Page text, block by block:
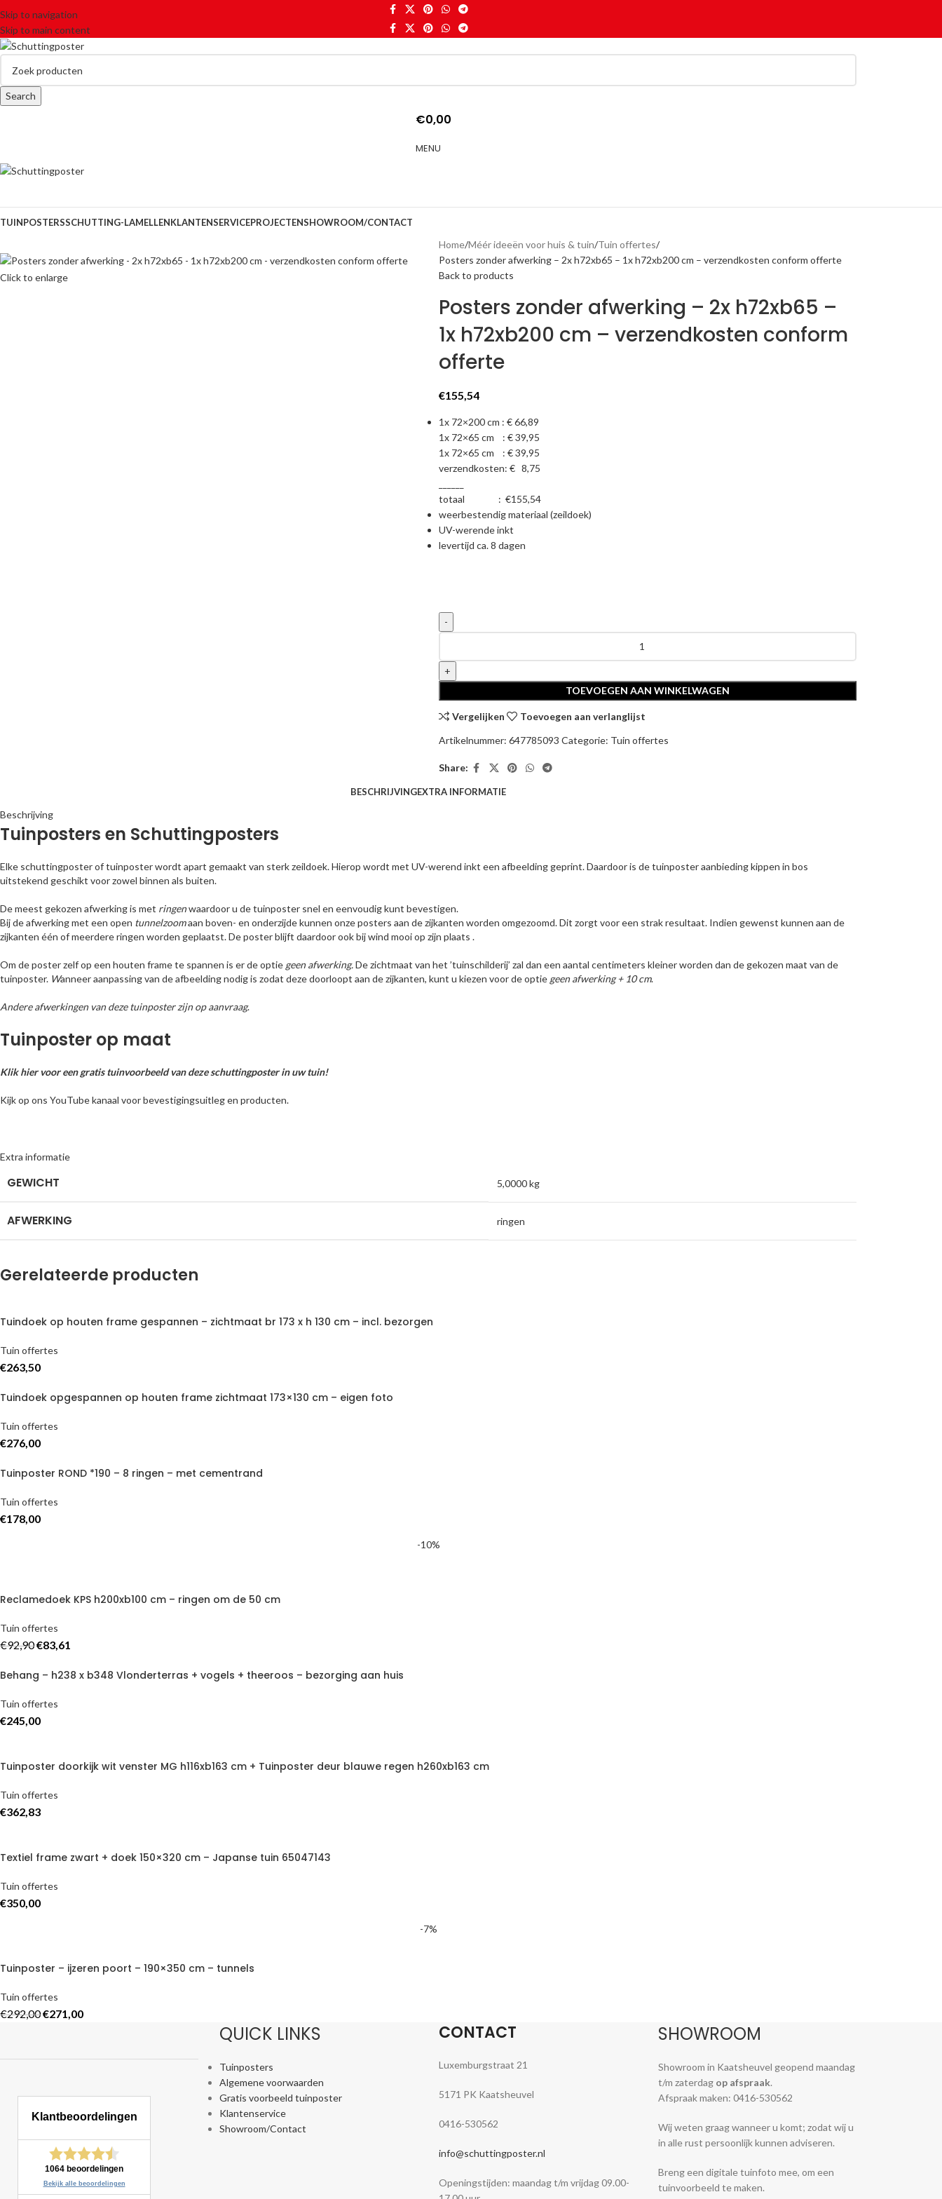
Skip to navigation
Skip to main content
Search
€0,00
MENU
TUINPOSTERSSCHUTTING-LAMELLENKLANTENSERVICEPROJECTENSHOWROOM/CONTACT
Click to enlarge
Home Méér ideeën voor huis & tuin Tuin offertes
Posters zonder afwerking – 2x h72xb65 – 1x h72xb200 cm – verzendkosten conform offerte
Back to products
Posters zonder afwerking – 2x h72xb65 –
1x h72xb200 cm – verzendkosten conform
offerte
€155,54
1x 72×200 cm : € 66,89
1x 72×65 cm : € 39,95
1x 72×65 cm : € 39,95
verzendkosten: € 8,75
totaal : €155,54
weerbestendig materiaal (zeildoek)
UV-werende inkt
levertijd ca. 8 dagen
TOEVOEGEN AAN WINKELWAGEN
Vergelijken
Toevoegen aan verlanglijst
Artikelnummer: 647785093 Categorie: Tuin offertes
Share:
BESCHRIJVINGEXTRA INFORMATIE
Beschrijving
Tuinposters en Schuttingposters
Elke schuttingposter of tuinposter wordt apart gemaakt van sterk zeildoek. Hierop wordt met UV-werend inkt een afbeelding geprint. Daardoor is de tuinposter aanbieding kippen in bos
uitstekend geschikt voor zowel binnen als buiten.
De meest gekozen afwerking is met ringenwaardoor u de tuinposter snel en eenvoudig kunt bevestigen.
Bij de afwerking met een open tunnelzoomaan boven- en onderzijde kunnen onze posters aan de zijkanten worden omgezoomd. Dit zorgt voor een strak resultaat. Indien gewenst kunnen aan de
zijkanten één of meerdere ringen worden geplaatst. De poster blijft daardoor ook bij wind mooi op zijn plaats .
Om de poster zelf op een houten frame te spannen is er de optie geen afwerking.De zichtmaat van het ’tuinschilderij’ zal dan een aantal centimeters kleiner worden dan de gekozen maat van de
tuinposter. Wanneer aanpassing van de afbeelding nodig is zodat deze doorloopt aan de zijkanten, kunt u kiezen voor de optie geen afwerking + 10 cm.
Andere afwerkingen van deze tuinposter zijn op aanvraag.
Tuinposter op maat
Klik hier voor een gratis tuinvoorbeeld van deze schuttingposter in uw tuin!
Kijk op ons YouTube kanaal voor bevestigingsuitleg en producten.
Extra informatie
GEWICHT 5,0000 kg
AFWERKING ringen
Gerelateerde producten
Tuindoek op houten frame gespannen – zichtmaat br 173 x h 130 cm – incl. bezorgen
Tuin offertes
€263,50
Tuindoek opgespannen op houten frame zichtmaat 173×130 cm – eigen foto
Tuin offertes
€276,00
Tuinposter ROND *190 – 8 ringen – met cementrand
Tuin offertes
€178,00
-10%
Reclamedoek KPS h200xb100 cm – ringen om de 50 cm
Tuin offertes
€92,90€83,61
Behang – h238 x b348 Vlonderterras + vogels + theeroos – bezorging aan huis
Tuin offertes
€245,00
Tuinposter doorkijk wit venster MG h116xb163 cm + Tuinposter deur blauwe regen h260xb163 cm
Tuin offertes
€362,83
Textiel frame zwart + doek 150×320 cm – Japanse tuin 65047143
Tuin offertes
€350,00
-7%
Tuinposter – ijzeren poort – 190×350 cm – tunnels
Tuin offertes
€292,00€271,00
QUICK LINKS
Tuinposters
Algemene voorwaarden
Gratis voorbeeld tuinposter
Klantenservice
Showroom/Contact
CONTACT
Luxemburgstraat 21
5171 PK Kaatsheuvel
0416-530562
info@schuttingposter.nl
Openingstijden: maandag t/m vrijdag 09.00-
SHOWROOM
Showroom in Kaatsheuvel geopend maandag
t/m zaterdag op afspraak.
Afspraak maken: 0416-530562
Wij weten graag wanneer u komt; zodat wij u
in alle rust persoonlijk kunnen adviseren.
Breng een digitale tuinfoto mee, om een
tuinvoorbeeld te maken.